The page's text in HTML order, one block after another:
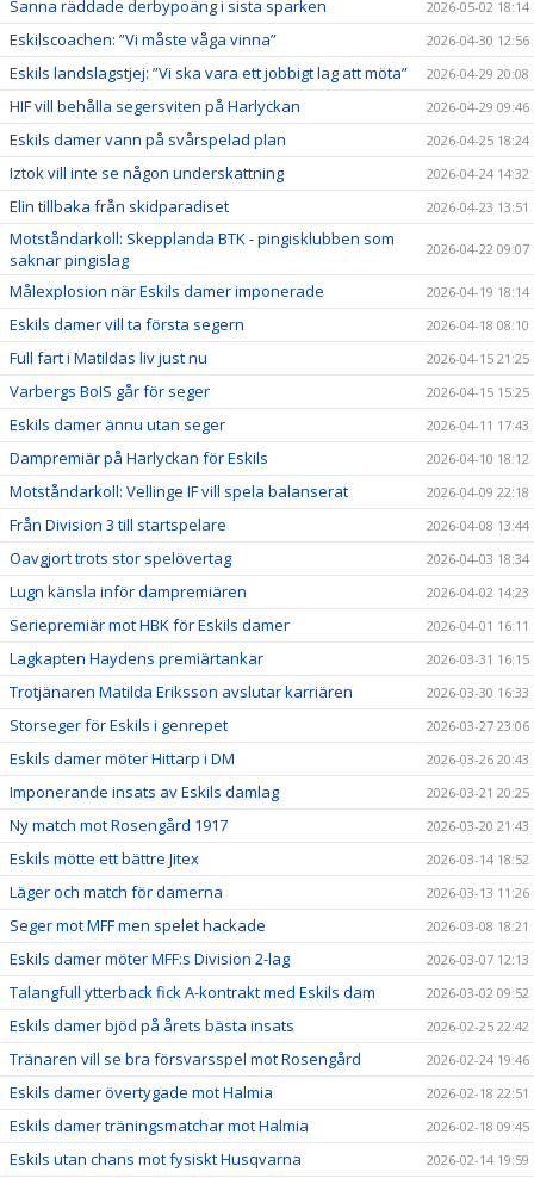
Sanna räddade derbypoäng i sista sparken 2026-05-02 18:14
Eskilscoachen: ”Vi måste våga vinna” 2026-04-30 12:56
Eskils landslagstjej: ”Vi ska vara ett jobbigt lag att möta” 2026-04-29 20:08
HIF vill behålla segersviten på Harlyckan 2026-04-29 09:46
Eskils damer vann på svårspelad plan 2026-04-25 18:24
Iztok vill inte se någon underskattning 2026-04-24 14:32
Elin tillbaka från skidparadiset 2026-04-23 13:51
Motståndarkoll: Skepplanda BTK - pingisklubben som
saknar pingislag
2026-04-22 09:07
Målexplosion när Eskils damer imponerade 2026-04-19 18:14
Eskils damer vill ta första segern 2026-04-18 08:10
Full fart i Matildas liv just nu 2026-04-15 21:25
Varbergs BoIS går för seger 2026-04-15 15:25
Eskils damer ännu utan seger 2026-04-11 17:43
Dampremiär på Harlyckan för Eskils 2026-04-10 18:12
Motståndarkoll: Vellinge IF vill spela balanserat 2026-04-09 22:18
Från Division 3 till startspelare 2026-04-08 13:44
Oavgjort trots stor spelövertag 2026-04-03 18:34
Lugn känsla inför dampremiären 2026-04-02 14:23
Seriepremiär mot HBK för Eskils damer 2026-04-01 16:11
Lagkapten Haydens premiärtankar 2026-03-31 16:15
Trotjänaren Matilda Eriksson avslutar karriären 2026-03-30 16:33
Storseger för Eskils i genrepet 2026-03-27 23:06
Eskils damer möter Hittarp i DM 2026-03-26 20:43
Imponerande insats av Eskils damlag 2026-03-21 20:25
Ny match mot Rosengård 1917 2026-03-20 21:43
Eskils mötte ett bättre Jitex 2026-03-14 18:52
Läger och match för damerna 2026-03-13 11:26
Seger mot MFF men spelet hackade 2026-03-08 18:21
Eskils damer möter MFF:s Division 2-lag 2026-03-07 12:13
Talangfull ytterback fick A-kontrakt med Eskils dam 2026-03-02 09:52
Eskils damer bjöd på årets bästa insats 2026-02-25 22:42
Tränaren vill se bra försvarsspel mot Rosengård 2026-02-24 19:46
Eskils damer övertygade mot Halmia 2026-02-18 22:51
Eskils damer träningsmatchar mot Halmia 2026-02-18 09:45
Eskils utan chans mot fysiskt Husqvarna 2026-02-14 19:59